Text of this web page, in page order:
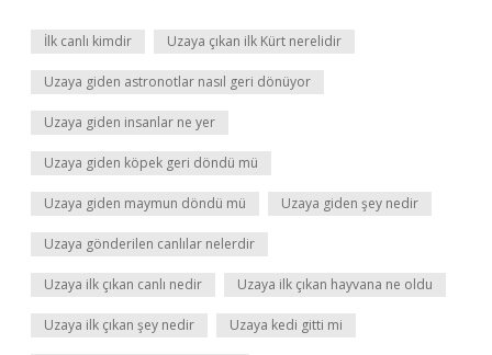
İlk canlı kimdir Uzaya çıkan ilk Kürt nerelidir
Uzaya giden astronotlar nasıl geri dönüyor
Uzaya giden insanlar ne yer
Uzaya giden köpek geri döndü mü
Uzaya giden maymun döndü mü Uzaya giden şey nedir
Uzaya gönderilen canlılar nelerdir
Uzaya ilk çıkan canlı nedir Uzaya ilk çıkan hayvana ne oldu
Uzaya ilk çıkan şey nedir Uzaya kedi gitti mi